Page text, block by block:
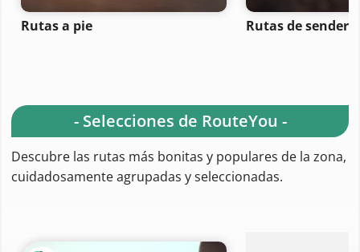
Rutas a pie Rutas de
- Selecciones de RouteYou -
Descubre las rutas más bonitas y populares de la zona,
cuidadosamente agrupadas y seleccionadas.